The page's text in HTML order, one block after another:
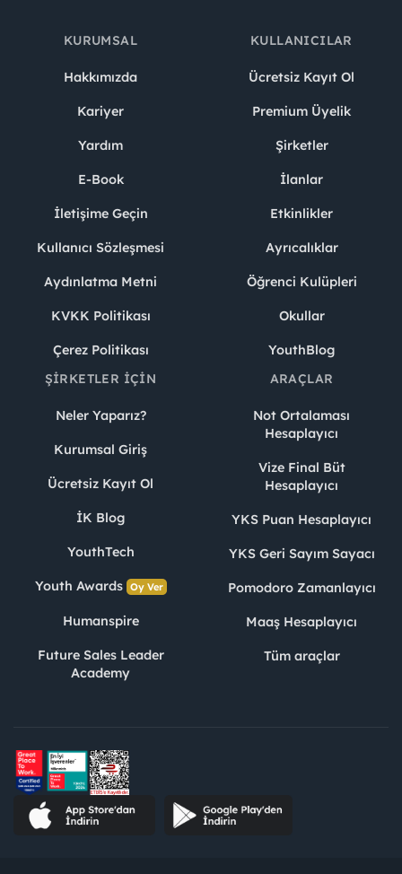
KURUMSAL
Hakkımızda
Kariyer
Yardım
E-Book
İletişime Geçin
Kullanıcı Sözleşmesi
Aydınlatma Metni
KVKK Politikası
Çerez Politikası
KULLANICILAR
Ücretsiz Kayıt Ol
Premium Üyelik
Şirketler
İlanlar
Etkinlikler
Ayrıcalıklar
Öğrenci Kulüpleri
Okullar
YouthBlog
ŞIRKETLER İÇIN
Neler Yaparız?
Kurumsal Giriş
Ücretsiz Kayıt Ol
İK Blog
YouthTech
Youth Awards Oy Ver
Humanspire
Future Sales Leader
Academy
ARAÇLAR
Not Ortalaması
Hesaplayıcı
Vize Final Büt
Hesaplayıcı
YKS Puan Hesaplayıcı
YKS Geri Sayım Sayacı
Pomodoro Zamanlayıcı
Maaş Hesaplayıcı
Tüm araçlar